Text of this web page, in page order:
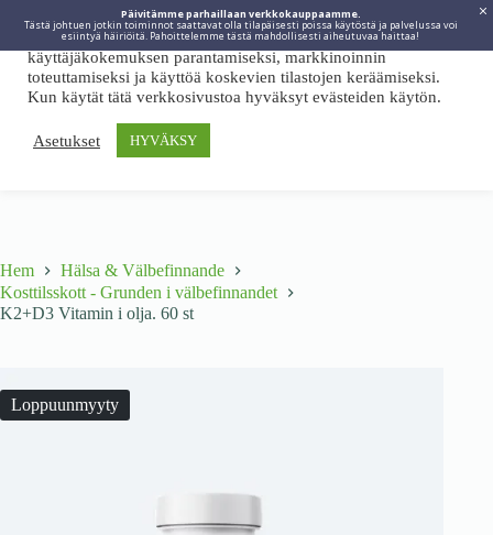
Päivitämme parhaillaan verkkokauppaamme.
Tästä johtuen jotkin toiminnot saattavat olla tilapäisesti poissa käytöstä ja palvelussa voi
esiintyä häiriöitä. Pahoittelemme tästä mahdollisesti aiheutuvaa haittaa!
Hem
Hälsa & Välbefinnande
Kosttilsskott - Grunden i välbefinnandet
K2+D3 Vitamin i olja. 60 st
Loppuunmyyty
Viidakkotohtori.fi käyttää internetpalveluissaan evästeitä
käyttäjäkokemuksen parantamiseksi, markkinoinnin
toteuttamiseksi ja käyttöä koskevien tilastojen keräämiseksi.
Kun käytät tätä verkkosivustoa hyväksyt evästeiden käytön.
Asetukset HYVÄKSY